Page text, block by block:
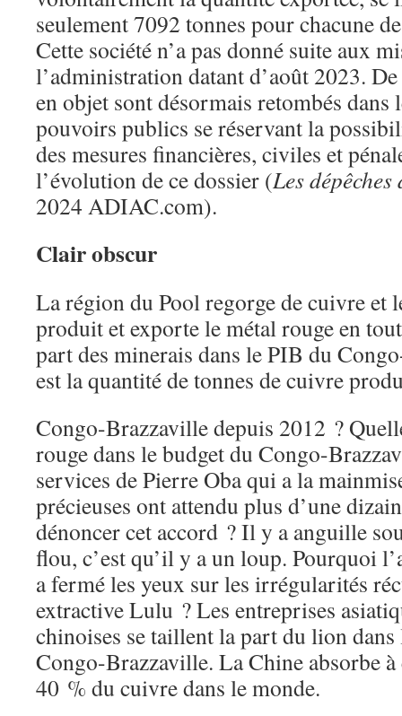
seulement 7092 tonnes pour chacune
Cette société n’a pas donné suite aux
l’administration datant d’août 2023.
en objet sont désormais retombés
pouvoirs publics se réservant la
des mesures financières, civiles et
l’évolution de ce dossier (Les
2024 ADIAC.com).
Clair obscur
La région du Pool regorge de cuivre et
produit et exporte le métal rouge en
part des minerais dans le PIB du
est la quantité de tonnes de cuivre
Congo-Brazzaville depuis 2012 ?
rouge dans le budget du Congo-
services de Pierre Oba qui a la
précieuses ont attendu plus d’une
dénoncer cet accord ? Il y a anguille
flou, c’est qu’il y a un loup. Pourquoi
a fermé les yeux sur les irrégularités
extractive Lulu ? Les entreprises
chinoises se taillent la part du lion
Congo-Brazzaville. La Chine absorbe à
40 % du cuivre dans le monde.